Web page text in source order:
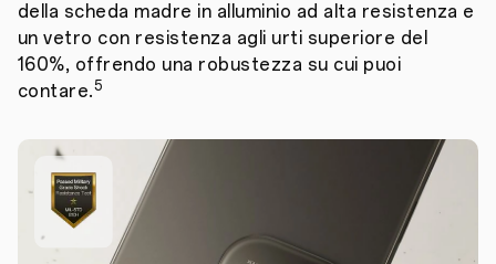
della scheda madre in alluminio ad alta resistenza e
un vetro con resistenza agli urti superiore del
160%, offrendo una robustezza su cui puoi
contare.5